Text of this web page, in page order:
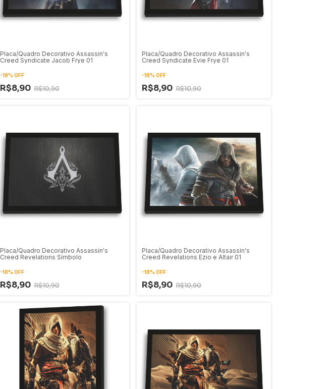
Placa/Quadro Decorativo Assassin's
Creed Syndicate Jacob Frye 01
-18% OFF
R$8,90 R$10,90
Placa/Quadro Decorativo Assassin's
Creed Syndicate Evie Frye 01
-18% OFF
R$8,90 R$10,90
Placa/Quadro Decorativo Assassin's
Creed Revelations Símbolo
-18% OFF
R$8,90 R$10,90
Placa/Quadro Decorativo Assassin's
Creed Revelations Ezio e Altair 01
-18% OFF
R$8,90 R$10,90